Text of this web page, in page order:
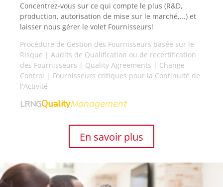
Concentrez-vous sur ce qui compte le plus (R&D,
production, autorisation de mise sur le marché,...) et
laisser nous gérer le volet Fournisseurs!
Procédure de Gestion des Fournisseurs basée sur le
Risque | Audits de Qualification ou de recertification
des Fournisseurs | Quality Agreements | Change
Control | Fournisseurs critiques pour la Continuité de
l'Activité
LRNGQualityManagement
En savoir plus